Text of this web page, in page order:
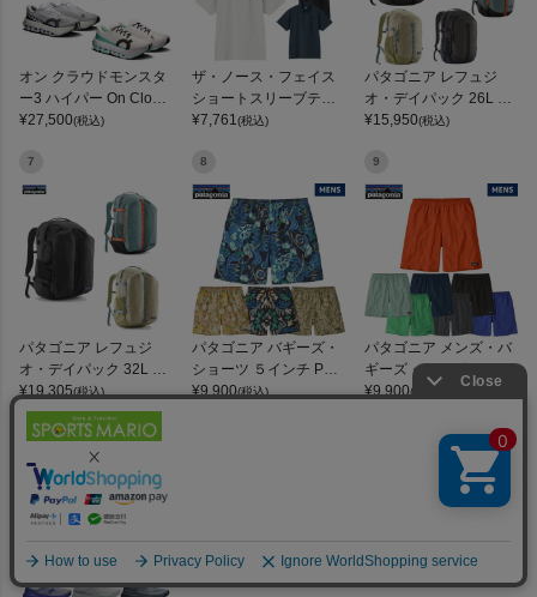
オン クラウドモンスタ
ー3 ハイパー On Cloud
monster 3 Hyper
¥27,500(税込)
ザ・ノース・フェイス
ショートスリーブテッ
クポロ THE NORTH FA
¥7,761 (税込)
パタゴニア レフュジ
オ・デイパック 26L PA
TAGONIA REFUGIO DA
¥15,950(税込)
7
パタゴニア レフュジ
オ・デイパック 32L PA
TAGONIA REFUGIO DA
Y PACK
¥19,305(税込)
8
パタゴニア バギーズ・
ショーツ ５インチ Pata
gonia Baggies Shorts 5
¥9,900(税込)
9
パタゴニア メンズ・バ
ギーズ・ロング ７イン
チ Patagonia Men's Ba
¥9,900(税込)
10